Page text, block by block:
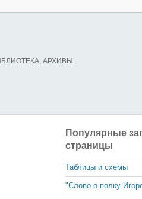
АРХИВЫ
Популярные
страницы
Таблицы и схемы
"Слово о полку